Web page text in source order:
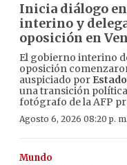
Inicia diálogo
interino y
oposición en
El gobierno interino
oposición
auspiciado por
una transición
fotógrafo de la AFP
Agosto 6, 2026 08:20 p. m.
Mundo